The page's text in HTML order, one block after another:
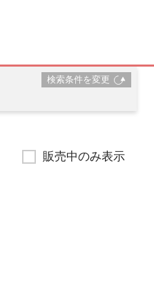
検索条件を変更
販売中のみ表示